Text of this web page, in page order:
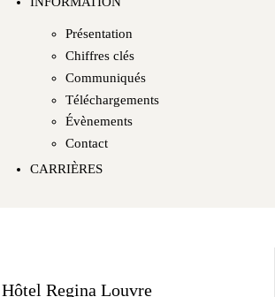
Présentation
Chiffres clés
Communiqués
Téléchargements
Évènements
Contact
CARRIÈRES
Hôtel Regina Louvre